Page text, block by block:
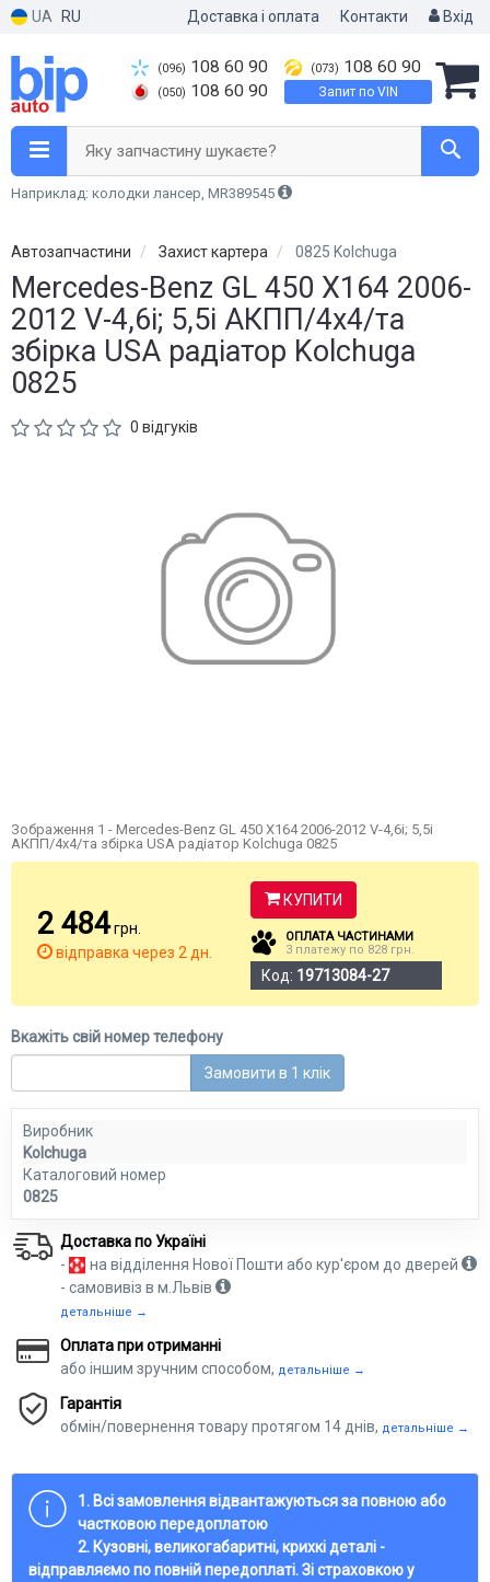
UA RU Доставка і оплата Контакти Вхід
(096) 108 60 90
(050) 108 60 90
(073) 108 60 90
Запит по VIN
Яку запчастину шукаєте?
Наприклад: колодки лансер, MR389545
Автозапчастини Захист картера 0825 Kolchuga
Mercedes-Benz GL 450 X164 2006-
2012 V-4,6і; 5,5і АКПП/4х4/та
збірка USA радіатор Kolchuga
0825
0 відгуків
Зображення 1 - Mercedes-Benz GL 450 X164 2006-2012 V-4,6і; 5,5і
АКПП/4х4/та збірка USA радіатор Kolchuga 0825
2 484грн.
відправка через 2 дн.
КУПИТИ
ОПЛАТА ЧАСТИНАМИ
3 платежу по 828 грн.
Код: 19713084-27
Вкажіть свій номер телефону
Замовити в 1 клік
Виробник
Kolchuga
Каталоговий номер
0825
Доставка по Україні
-
на відділення Нової Пошти або кур'єром до дверей
- самовивіз в м.Львів
детальніше →
Оплата при отриманні
або іншим зручним способом, детальніше →
Гарантія
обмін/повернення товару протягом 14 днів, детальніше →
1. Всі замовлення відвантажуються за повною або
частковою передоплатою
2. Кузовні, великогабаритні, крихкі деталі -
відправляємо по повній передоплаті. Зі страховкою у